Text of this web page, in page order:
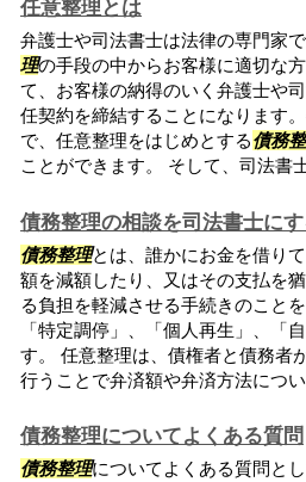
任意整理とは
弁護士や司法書士は法律の専門家
理の手段の中からお客様に適切な
て、お客様の納得のいく弁護士や
任契約を締結することになります
で、任意整理をはじめとする債務
ことができます。 そして、司法書
債務整理の相談を司法書士に
債務整理とは、誰かにお金を借り
額を減額したり、又はその支払を
る負担を軽減させる手続きのこと
「特定調停」、「個人再生」、「
す。 任意整理は、債権者と債務者
行うことで弁済額や弁済方法につ
債務整理についてよくある質問
債務整理についてよくある質問と